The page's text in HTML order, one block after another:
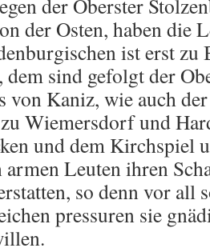
der Oberster
der Osten, haben die
ist erst zu
sind gefolgt der
von Kaniz, wie auch
Wiemersdorf und
und dem Kirchspiel
Leuten ihren
so denn vor all
pressuren sie